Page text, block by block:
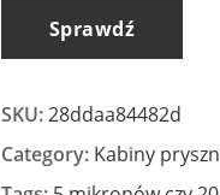
Sprawdź
SKU:28ddaa84482d
Category: Kabiny